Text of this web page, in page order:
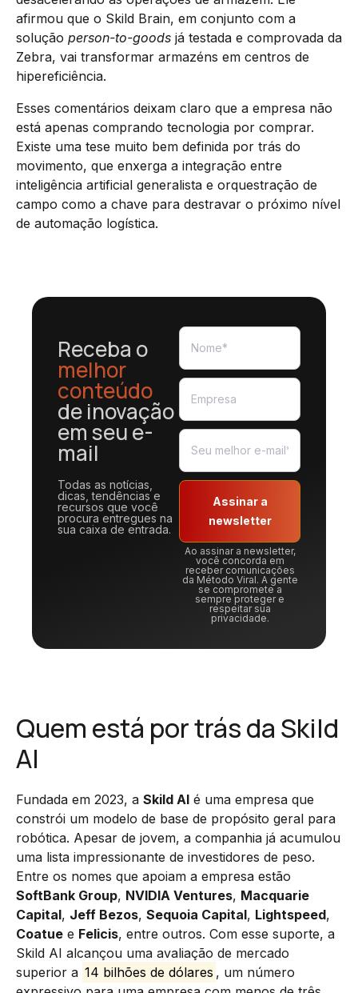
afirmou que o Skild Brain, em conjunto com a
solução person-to-goods já testada e comprovada da
Zebra, vai transformar armazéns em centros de
hipereficiência.
Esses comentários deixam claro que a empresa não
está apenas comprando tecnologia por comprar.
Existe uma tese muito bem definida por trás do
movimento, que enxerga a integração entre
inteligência artificial generalista e orquestração de
campo como a chave para destravar o próximo nível
de automação logística.
Receba o
melhor
conteúdo
de inovação
em seu e-
mail
Todas as notícias,
dicas, tendências e
recursos que você
procura entregues na
sua caixa de entrada.
Assinar a
newsletter
Ao assinar a newsletter,
você concorda em
receber comunicações
da Método Viral. A gente
se compromete a
sempre proteger e
respeitar sua
privacidade.
Quem está por trás da Skild
AI
Fundada em 2023, a Skild AI é uma empresa que
constrói um modelo de base de propósito geral para
robótica. Apesar de jovem, a companhia já acumulou
uma lista impressionante de investidores de peso.
Entre os nomes que apoiam a empresa estão
SoftBank Group, NVIDIA Ventures, Macquarie
Capital, Jeff Bezos, Sequoia Capital, Lightspeed,
Coatue e Felicis, entre outros. Com esse suporte, a
Skild AI alcançou uma avaliação de mercado
superior a 14 bilhões de dólares , um número